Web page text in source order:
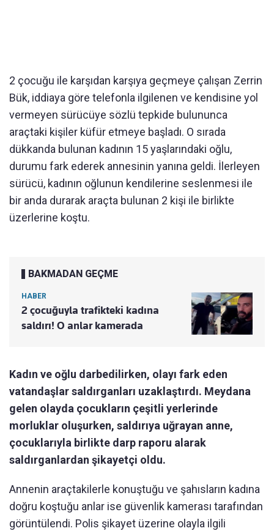
2 çocuğu ile karşıdan karşıya geçmeye çalışan Zerrin
Bük, iddiaya göre telefonla ilgilenen ve kendisine yol
vermeyen sürücüye sözlü tepkide bulununca
araçtaki kişiler küfür etmeye başladı. O sırada
dükkanda bulunan kadının 15 yaşlarındaki oğlu,
durumu fark ederek annesinin yanına geldi. İlerleyen
sürücü, kadının oğlunun kendilerine seslenmesi ile
bir anda durarak araçta bulunan 2 kişi ile birlikte
üzerlerine koştu.
BAKMADAN GEÇME
HABER
2 çocuğuyla trafikteki kadına
saldırı! O anlar kamerada
Kadın ve oğlu darbedilirken, olayı fark eden
vatandaşlar saldırganları uzaklaştırdı. Meydana
gelen olayda çocukların çeşitli yerlerinde
morluklar oluşurken, saldırıya uğrayan anne,
çocuklarıyla birlikte darp raporu alarak
saldırganlardan şikayetçi oldu.
Annenin araçtakilerle konuştuğu ve şahısların kadına
doğru koştuğu anlar ise güvenlik kamerası tarafından
görüntülendi. Polis şikayet üzerine olayla ilgili